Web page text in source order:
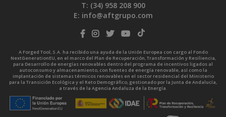
T: (34) 958 208 900
E: info@aftgrupo.com
A Forged Tool, S.A. ha recibido una ayuda de la Unión Europea con cargo al Fondo
NextGenerationEU, en el marco del Plan de Recuperación, Transformación y Resiliencia,
para Desarrollo de energías renovables dentro del programa de incentivos ligados al
autoconsumo y almacenamiento, con fuentes de energía renovable, así como la
implantación de sistemas térmicos renovables en el sector residencial del Ministerio
para la Transición Ecológica y el Reto Demográfico, gestionado por la Junta de Andalucía,
a través de la Agencia Andaluza de la Energía.